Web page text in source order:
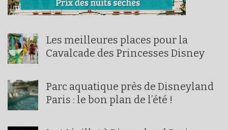
Les meilleures places pour la
Cavalcade des Princesses Disney
Parc aquatique près de Disneyland
Paris : le bon plan de l’été !